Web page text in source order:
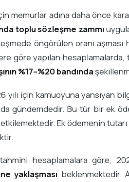
memurlar adına daha önce
toplu sözleşme zammı
öngörülen oranı aşması
göre yapılan hesaplamalarda,
%17–%20 bandında
yılı için kamuoyuna yansıyan
da gündemdedir. Bu tür bir ek
Ek ödemenin tutarı
hesaplamalara göre,
yaklaşması beklenmektedir.